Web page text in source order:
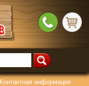
Контактная информация